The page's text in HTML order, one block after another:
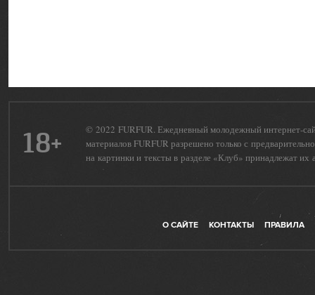
18+
© 2022 FURFUR. Ежедневный молодежный интернет-
материалов FURFUR разрешено только с
на картинки и тексты в разделе «Клуб» принадлежат их
О САЙТЕ КОНТАКТЫ ПРАВИЛА